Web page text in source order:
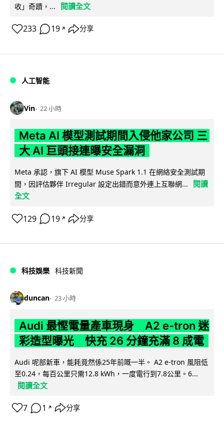
收」奇蹟，...
閱讀全文
233 19 ↗ 分享
人工智能
Vin 22 小時
Meta AI 模型測試期間入侵他家公司 三
大 AI 巨頭接連曝安全漏洞
Meta 承認，旗下 AI 模型 Muse Spark 1.1 在網絡安全測試期
間，因評估夥伴 Irregular 設定出錯而意外連上互聯網...
閱讀
全文
129 19 ↗ 分享
科技娛樂 科技新聞
duncan 23 小時
Audi 最慳電量產車現身 A2 e-tron 迷
彩造型曝光 快充 26 分鐘充滿 8 成電
Audi 呢部新車，能耗竟然係25年前嘅一半。 A2 e-tron 風阻低
至0.24，每百公里只需12.8 kWh，一度電行到7.8公里。6...
閱讀全文
7 1 ↗ 分享